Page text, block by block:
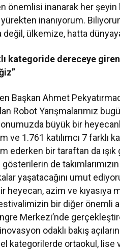
önemlisi inanarak her
inanıyorum.
değil, ülkemize, hatta
kategoride dereceye
Başkan Ahmet
Robot Yarışmalarımız
büyük bir
ve 1.761 katılımcı 7 farklı
ederken bir taraftan da
de
yaşatacağını umut
heyecan, azim ve
bir diğer önemli
Merkezi’nde
odaklı bakış
kategorilerde ortaokul,